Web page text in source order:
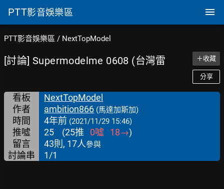
PTT影音娛樂區
PTT影音娛樂區 / NextTopModel
[討論] Supermodelme 0608 (台灣雷 ＋收藏
分享
看板
NextTopModel
作者
ambition866 (馬達加斯加)
時間 4年前 (2021/11/29 15:46)
推噓 25 (25推 0噓 18→)
留言
43則, 17人參與
討論串 1/1